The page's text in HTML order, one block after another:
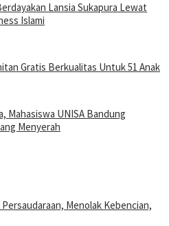
Lansia Sukapura Lewat
Islami
Gratis Berkualitas Untuk 51 Anak
Mahasiswa UNISA Bandung
Menyerah
Menolak Kebencian,